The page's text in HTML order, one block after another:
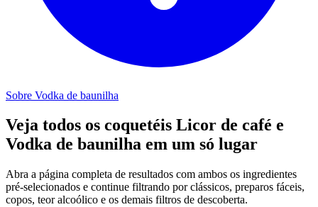
Sobre Vodka de baunilha
Veja todos os coquetéis Licor de café e
Vodka de baunilha em um só lugar
Abra a página completa de resultados com ambos os ingredientes
pré-selecionados e continue filtrando por clássicos, preparos fáceis,
copos, teor alcoólico e os demais filtros de descoberta.